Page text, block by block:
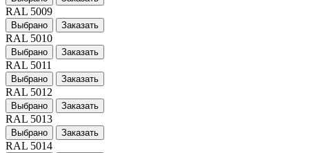
RAL 5009
Выбрано Заказать
RAL 5010
Выбрано Заказать
RAL 5011
Выбрано Заказать
RAL 5012
Выбрано Заказать
RAL 5013
Выбрано Заказать
RAL 5014